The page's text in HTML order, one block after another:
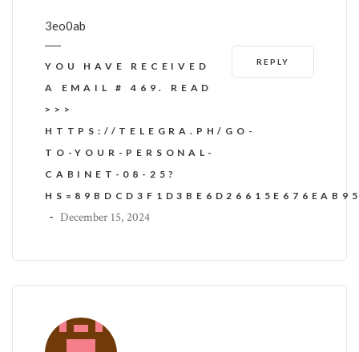
3eo0ab
REPLY
YOU HAVE RECEIVED
A EMAIL # 469. READ
>>>
HTTPS://TELEGRA.PH/GO-
TO-YOUR-PERSONAL-
CABINET-08-25?
- December 15, 2024